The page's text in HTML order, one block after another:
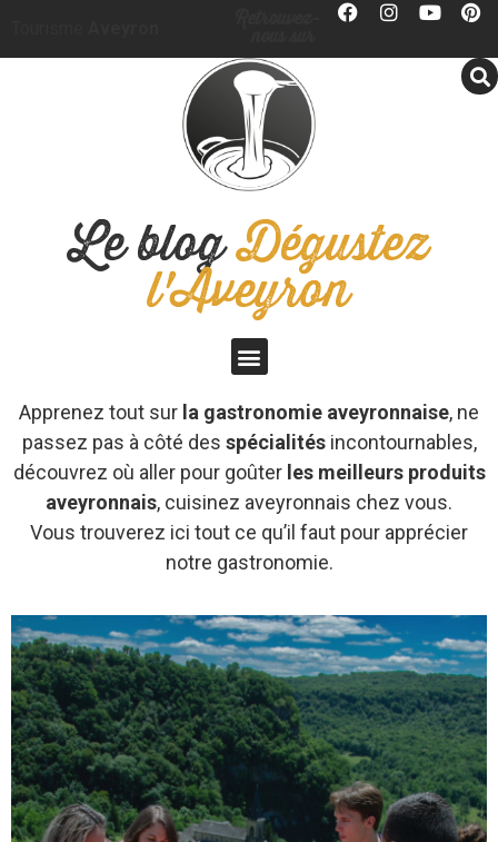
Le blogDégustez
l'Aveyron
Apprenez tout sur la gastronomie aveyronnaise, ne
passez pas à côté des spécialitésincontournables,
découvrez où aller pour goûter les meilleurs produits
aveyronnais, cuisinez aveyronnais chez vous.
Vous trouverez ici tout ce qu’il faut pour apprécier
notre gastronomie.